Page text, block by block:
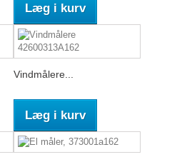
Læg i kurv
Vindmålere...
Læg i kurv